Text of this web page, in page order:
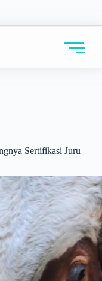
Sertifikasi Juru